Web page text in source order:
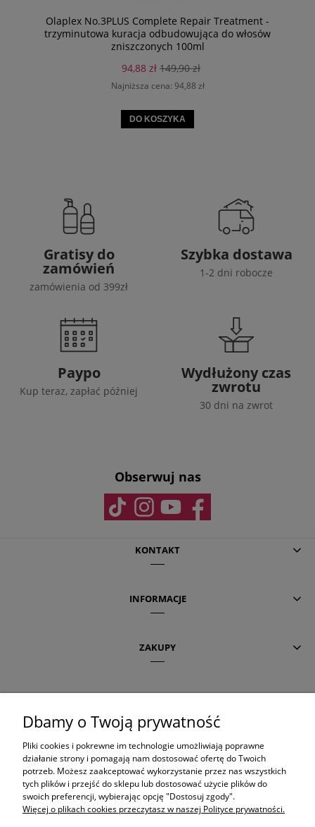
Olaplex No.3PLUS Complete Repair Treatment -
trzyminutowa kuracja odbudowująca do włosów
zniszczonych 100ml
94,88 zł 149,90 zł
Najniższa cena: 94,88 zł
DO KOSZYKA
Gratisy do
zamówień
zamówienia od 399zł
Szybka dostawa
1-2 dni robocze
Paypo
Kup teraz, zapłać później
Wydłużony czas
zwrotu
30 dni na zwrot
Obserwuj nas
KONTAKT
INFORMACJE
ZAKUPY
POMOC
AKTUALNE TEMATY
OLAPLEX
Dbamy o Twoją prywatność
Pliki cookies i pokrewne im technologie umożliwiają poprawne
działanie strony i pomagają nam dostosować ofertę do Twoich
potrzeb. Możesz zaakceptować wykorzystanie przez nas wszystkich
tych plików i przejść do sklepu lub dostosować użycie plików do
swoich preferencji, wybierając opcję "Dostosuj zgody".
Więcej o plikach cookies przeczytasz w naszej Polityce prywatności.